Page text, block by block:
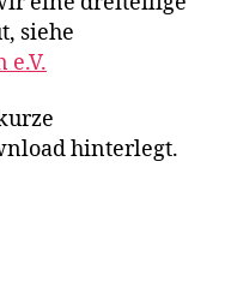
siehe
e.V.
hinterlegt.